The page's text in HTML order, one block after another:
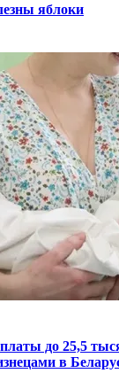
яблоки
до 25,5
в